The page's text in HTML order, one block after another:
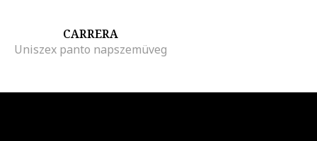
CARRERA
Uniszex panto napszemüveg